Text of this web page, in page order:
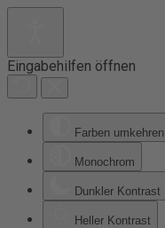
Eingabehilfen öffnen
Farben umkehren
Monochrom
Dunkler Kontrast
Heller Kontrast